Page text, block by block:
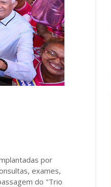
por
exames,
do "Trio